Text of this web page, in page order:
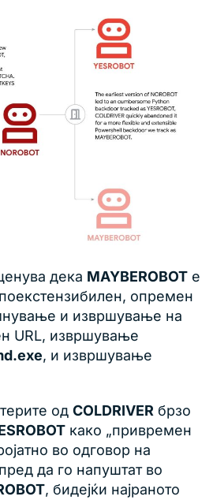
дека MAYBEROBOT е
опремен
и извршување на
URL, извршување
, и извршување
од COLDRIVER брзо
како „привремен
во одговор на
да го напуштат во
, бидејќи најраното